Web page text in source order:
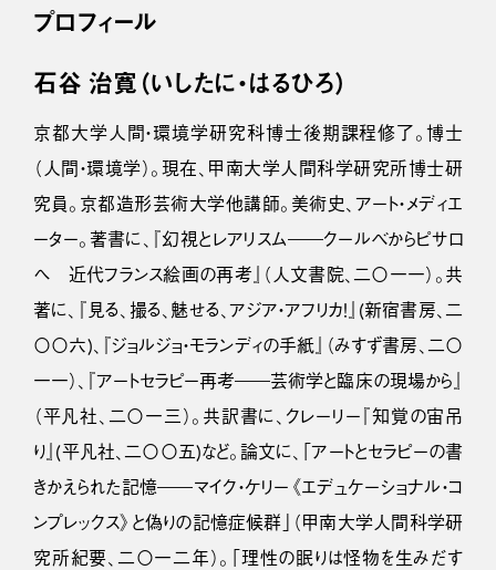
プロフィール
石谷 治寛（いしたに・はるひろ）
京都大学人間・環境学研究科博士後期課程修了。博士
（人間・環境学）。現在、甲南大学人間科学研究所博士研
究員。京都造形芸術大学他講師。美術史、アート・メディエ
ーター。著書に、『幻視とレアリスム――クールベからピサロ
へ 近代フランス絵画の再考』（人文書院、二〇一一）。共
著に、『見る、撮る、魅せる、アジア・アフリカ！』(新宿書房、二
〇〇六)、『ジョルジョ・モランディの手紙』（みすず書房、二〇
一一）、『アートセラピー再考――芸術学と臨床の現場から』
（平凡社、二〇一三）。共訳書に、クレーリー『知覚の宙吊
り』(平凡社、二〇〇五)など。論文に、「アートとセラピーの書
きかえられた記憶――マイク・ケリー《エデュケーショナル・コ
ンプレックス》と偽りの記憶症候群」（甲南大学人間科学研
究所紀要、二〇一二年）。「理性の眠りは怪物を生みだす